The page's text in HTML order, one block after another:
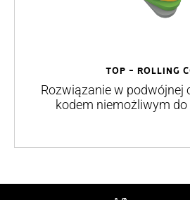
TOP - Rolling
Rozwiązanie w podwójnej
kodem niemożliwym